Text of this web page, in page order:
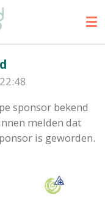
sponsor bekend
melden dat
is geworden.